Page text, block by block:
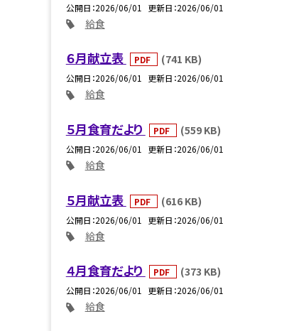
公開日 2026/06/01 更新日 2026/06/01
給食
６月献立表 PDF (741 KB)
公開日 2026/06/01 更新日 2026/06/01
給食
５月食育だより PDF (559 KB)
公開日 2026/06/01 更新日 2026/06/01
給食
５月献立表 PDF (616 KB)
公開日 2026/06/01 更新日 2026/06/01
給食
４月食育だより PDF (373 KB)
公開日 2026/06/01 更新日 2026/06/01
給食